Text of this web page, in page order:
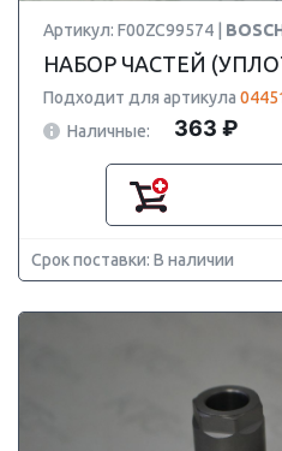
Артикул: F00ZC99574 |
НАБОР ЧАСТЕЙ
Подходит для артикула
Наличные:
363 ₽
Срок поставки: В наличии